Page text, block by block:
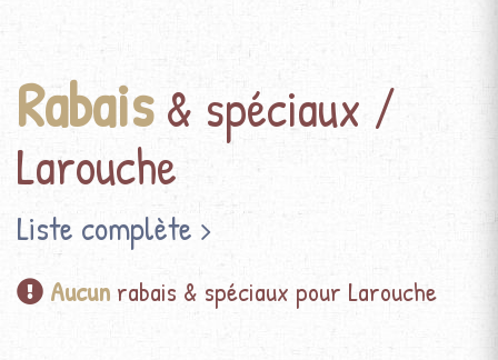
Rabais& spéciaux /
Larouche
Liste complète
Aucun rabais & spéciaux pour Larouche